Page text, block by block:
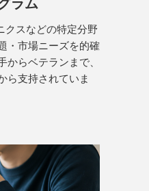
ラム
クスなどの特定分野
・市場ニーズを的確
らベテランまで、
ら支持されていま